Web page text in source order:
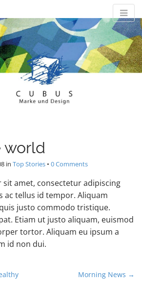
Design
und Design
world
in Top Stories • 0 Comments
amet, consectetur adipiscing
ac tellus id tempor. Aliquam
justo commodo tristique.
Etiam ut justo aliquam, euismod
tortor. Aliquam eu ipsum a
id non dui.
Morning News →